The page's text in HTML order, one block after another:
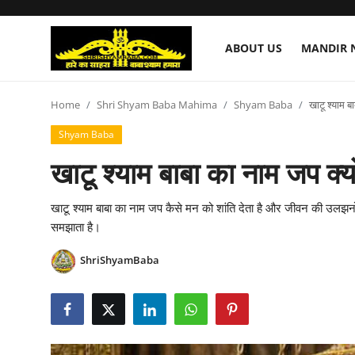
ABOUT US MANDIR
About Us
Mandir Nirmaan Seva
Shri Shyam Baba Mahima
Shyam Shringar Seva
Donation
Contact
Home Shri Shyam Baba Mahima Shyam Baba खाटू श्याम
Shyam Baba
खाटू श्याम बाबा का नाम जप
खाटू श्याम बाबा का नाम जप कैसे मन को शांति देता है और जीवन की
समझाता है।
ShriShyamBaba